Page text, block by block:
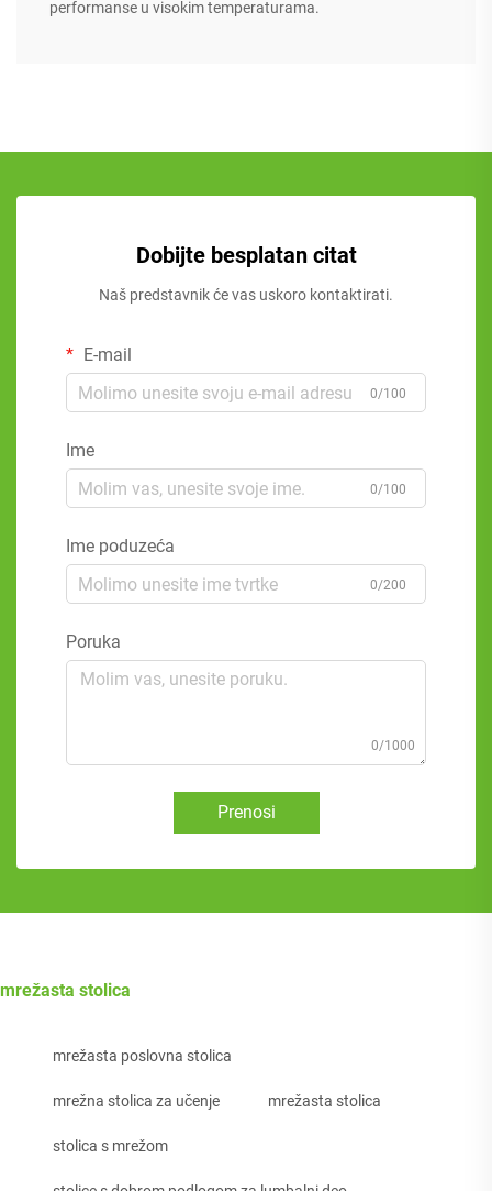
performanse u visokim temperaturama.
Dobijte besplatan citat
Naš predstavnik će vas uskoro kontaktirati.
E-mail
0/100
Ime
0/100
Ime poduzeća
0/200
Poruka
0/1000
Prenosi
mrežasta stolica
mrežasta poslovna stolica
mrežna stolica za učenje mrežasta stolica
stolica s mrežom